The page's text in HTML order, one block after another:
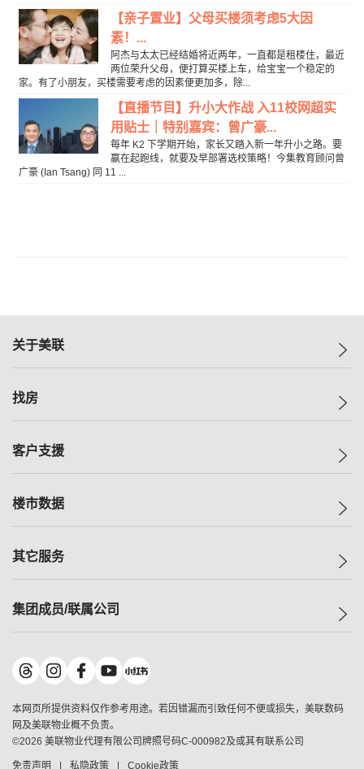
【亲子置业】父母买楼须考虑5大因
素！...
阿杰与太太已经结婚将近两年，一直都是租楼住，最近
两位荣升父母，便打算买楼上车，给宝宝一个稳定的
家。有了小朋友，买楼需要考虑的因素便更加多，除...
【直播节目】升小大作战 入11校网超实
用贴士｜特别嘉宾：曾广豪...
每年 K2 下学期开始，家长又踏入新一年升小之路。要
赢在起跑线，就要及早部署选校策略！今集教育顾问曾
广豪 (Ian Tsang) 同 11 ...
关于美联
美联集团
人才招募
找房
一手新房
减价
美联豪宅
独家楼盘
租房
客户支援
自助放盘
查询热线
按揭计算机
负担能力计算机
转按计算机
缴款方式
楼市数据
指数
历史成交
小区成交排行榜
地区百科
其它服务
小区专页
美联精英会
美善会
地产经纪人管理协会
申报已递交的购楼开盘
集团成员/联属公司
美联物业
鋑联控股*
美联工商铺*
美联中国
美联澳门
本网页所提供资料仅作参考用途。若因错漏而引致任何不便或损失，美联数码
网及美联物业概不负责。
©2026 美联物业代理有限公司牌照号码C-000982及或其有联系公司
免责声明 私隐政策 Cookie政策